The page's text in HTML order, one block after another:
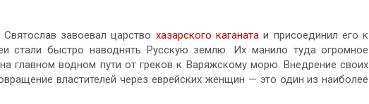
завоевал царство хазарского каганата и присоединил его к
стали быстро наводнять Русскую землю. Их манило туда огромное
главном водном пути от греков к Варяжскому морю. Внедрение своих
властителей через еврейских женщин — это один из наиболее